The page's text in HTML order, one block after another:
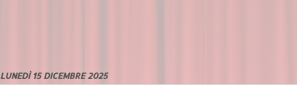
LUNEDÌ 15 DICEMBRE 2025